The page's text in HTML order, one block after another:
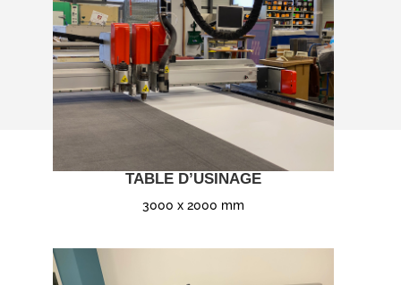
TABLE D’USINAGE
3000 x 2000 mm